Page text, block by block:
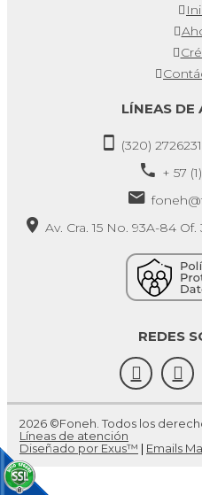
LÍNEAS DE
(320)
+ 57
Av. Cra. 15 No. 93A-84
REDES
2026 ©Foneh. Todos los
Líneas de atención
Diseñado por Exus™ | Emails